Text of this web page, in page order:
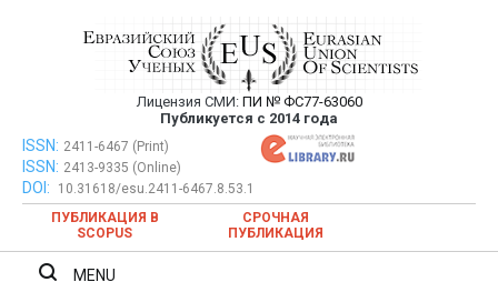
Евразийский Союз Ученых —
публикация научных статей в
ежемесячном научном журнале
Лицензия СМИ: ПИ № ФС77-63060
Публикуется с 2014 года
Евразийский Союз Ученых — публикация научных статей в
ежемесячном научном журнале
ISSN: 2411-6467 (Print)
ISSN: 2413-9335 (Online)
DOI:
10.31618/esu.2411-6467.8.53.1
ПУБЛИКАЦИЯ В
SCOPUS
СРОЧНАЯ
ПУБЛИКАЦИЯ
MENU